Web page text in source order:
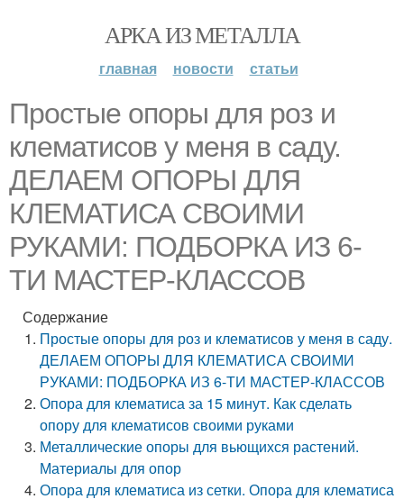
АРКА ИЗ МЕТАЛЛА
главная новости статьи
Простые опоры для роз и
клематисов у меня в саду.
ДЕЛАЕМ ОПОРЫ ДЛЯ
КЛЕМАТИСА СВОИМИ
РУКАМИ: ПОДБОРКА ИЗ 6-
ТИ МАСТЕР-КЛАССОВ
Содержание
Простые опоры для роз и клематисов у меня в саду.
ДЕЛАЕМ ОПОРЫ ДЛЯ КЛЕМАТИСА СВОИМИ
РУКАМИ: ПОДБОРКА ИЗ 6-ТИ МАСТЕР-КЛАССОВ
Опора для клематиса за 15 минут. Как сделать
опору для клематисов своими руками
Металлические опоры для вьющихся растений.
Материалы для опор
Опора для клематиса из сетки. Опора для клематиса